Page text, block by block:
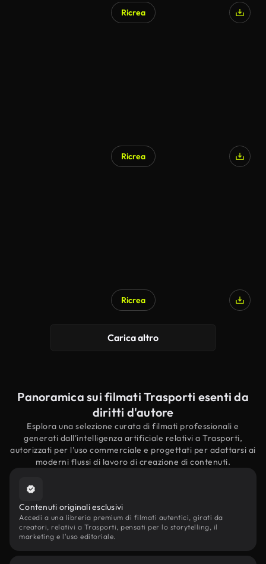
Ricrea
Ricrea
Ricrea
Carica altro
Panoramica sui filmati Trasporti esenti da
diritti d'autore
Esplora una selezione curata di filmati professionali e
generati dall'intelligenza artificiale relativi a Trasporti,
autorizzati per l'uso commerciale e progettati per adattarsi ai
moderni flussi di lavoro di creazione di contenuti.
Contenuti originali esclusivi
Accedi a una libreria premium di filmati autentici, girati da
creatori, relativi a Trasporti, pensati per lo storytelling, il
marketing e l'uso editoriale.